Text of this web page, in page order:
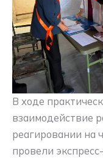
В ходе
взаимодействие
реагировании на
провели